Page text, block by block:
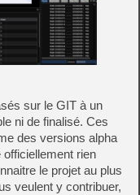
sur le GIT à un
ni de finalisé. Ces
des versions alpha
officiellement rien
le projet au plus
veulent y contribuer,